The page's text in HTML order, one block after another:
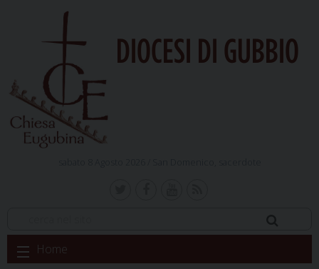
DIOCESI DI GUBBIO
Skip
to
Home